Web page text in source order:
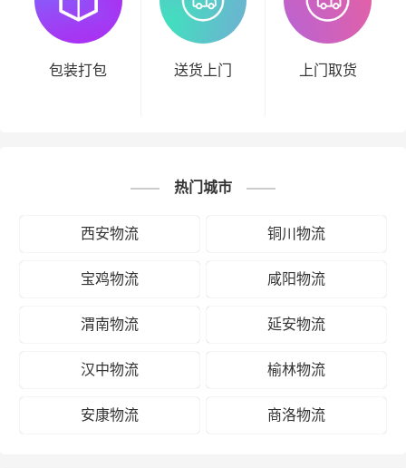
包装打包 送货上门 上门取货
热门城市
西安物流 铜川物流
宝鸡物流 咸阳物流
渭南物流 延安物流
汉中物流 榆林物流
安康物流 商洛物流